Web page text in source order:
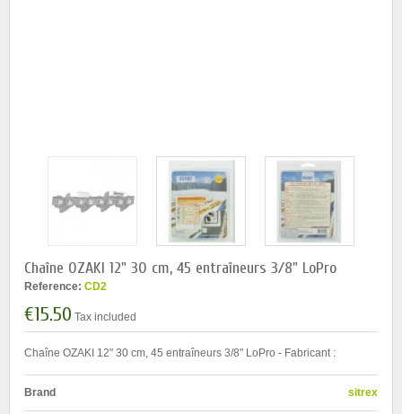
Chaîne OZAKI 12" 30 cm, 45 entraîneurs 3/8" LoPro
Reference: CD2
€15.50 Tax included
Chaîne OZAKI 12" 30 cm, 45 entraîneurs 3/8" LoPro - Fabricant :
Brand sitrex